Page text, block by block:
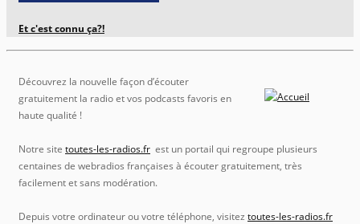
Et c'est connu ça?!
Découvrez la nouvelle façon d’écouter
gratuitement la radio et vos podcasts favoris en
haute qualité !
Notre site toutes-les-radios.fr est un portail qui regroupe plusieurs
centaines de webradios françaises à écouter gratuitement, très
facilement et sans modération.
Depuis votre ordinateur ou votre téléphone, visitez toutes-les-radios.fr